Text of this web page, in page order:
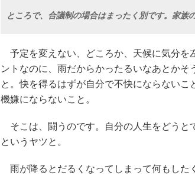
ところで、合議制の場合はまったく別です。家族
予定を変えない、どころか、天候に気分を
ントなのに、雨だからかったるいなあとかそ
と。快を得るはずが自分で不快にならない
機嫌にならないこと。
そこは、闘うのです。自分の人生をどうと
というヤツと。
雨が降るとだるくなってしまって何もした